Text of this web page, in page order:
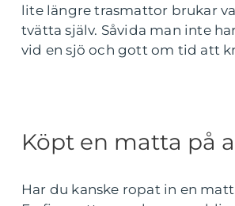
lite längre trasmattor brukar
tvätta själv. Såvida man inte
vid en sjö och gott om tid att
Köpt en matta på
Har du kanske ropat in en